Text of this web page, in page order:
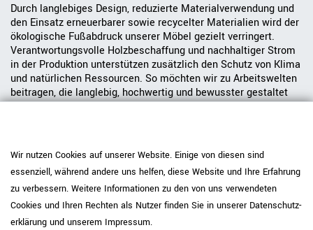
Durch langlebiges Design, reduzierte Materialverwendung und
den Einsatz erneuerbarer sowie recycelter Materialien wird der
ökologische Fußabdruck unserer Möbel gezielt verringert.
Verantwortungsvolle Holzbeschaffung und nachhaltiger Strom
in der Produktion unterstützen zusätzlich den Schutz von Klima
und natürlichen Ressourcen. So möchten wir zu Arbeitswelten
beitragen, die langlebig, hochwertig und bewusster gestaltet
sind.
Wir nutzen Cookies auf unserer Website. Einige von diesen sind
essenziell, während andere uns helfen, diese Website und Ihre Erfahrung
zu verbessern. Weitere Informationen zu den von uns verwendeten
Cookies und Ihren Rechten als Nutzer finden Sie in unserer Daten­schutz­
erklärung und unserem Impressum.